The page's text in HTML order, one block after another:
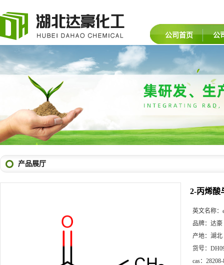
公司首页 公
产品展厅
2-丙烯酸
英文名称：
品牌： 达豪
产地： 湖北
货号：
cas：